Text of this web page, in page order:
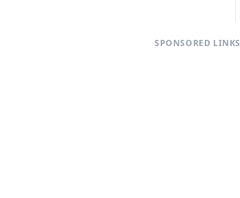
SPONSORED LINKS